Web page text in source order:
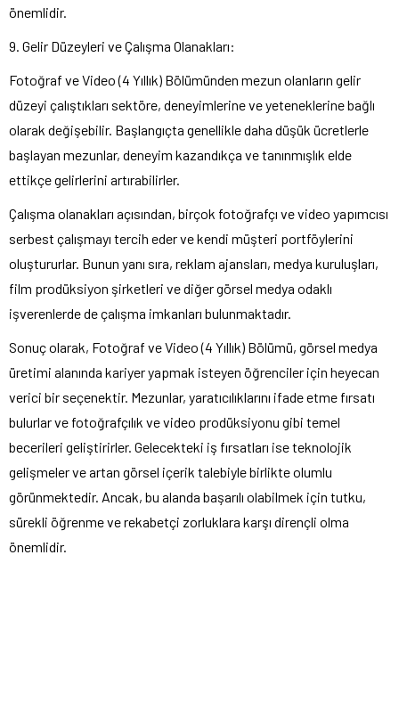
önemlidir.
9. Gelir Düzeyleri ve Çalışma Olanakları:
Fotoğraf ve Video (4 Yıllık) Bölümünden mezun olanların gelir
düzeyi çalıştıkları sektöre, deneyimlerine ve yeteneklerine bağlı
olarak değişebilir. Başlangıçta genellikle daha düşük ücretlerle
başlayan mezunlar, deneyim kazandıkça ve tanınmışlık elde
ettikçe gelirlerini artırabilirler.
Çalışma olanakları açısından, birçok fotoğrafçı ve video yapımcısı
serbest çalışmayı tercih eder ve kendi müşteri portföylerini
oluştururlar. Bunun yanı sıra, reklam ajansları, medya kuruluşları,
film prodüksiyon şirketleri ve diğer görsel medya odaklı
işverenlerde de çalışma imkanları bulunmaktadır.
Sonuç olarak, Fotoğraf ve Video (4 Yıllık) Bölümü, görsel medya
üretimi alanında kariyer yapmak isteyen öğrenciler için heyecan
verici bir seçenektir. Mezunlar, yaratıcılıklarını ifade etme fırsatı
bulurlar ve fotoğrafçılık ve video prodüksiyonu gibi temel
becerileri geliştirirler. Gelecekteki iş fırsatları ise teknolojik
gelişmeler ve artan görsel içerik talebiyle birlikte olumlu
görünmektedir. Ancak, bu alanda başarılı olabilmek için tutku,
sürekli öğrenme ve rekabetçi zorluklara karşı dirençli olma
önemlidir.